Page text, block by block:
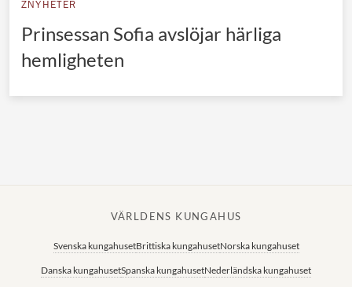
ZNYHETER
Prinsessan Sofia avslöjar härliga
hemligheten
VÄRLDENS KUNGAHUS
Svenska kungahusetBrittiska kungahusetNorska kungahuset
Danska kungahusetSpanska kungahusetNederländska kungahuset